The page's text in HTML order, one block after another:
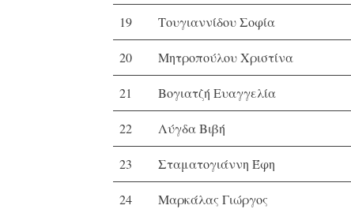
19 Τουγιαννίδου Σοφία
20 Μητροπούλου Χριστίνα
21 Βογιατζή Ευαγγελία
22 Λύγδα Βιβή
23 Σταματογιάννη Έφη
24 Μαρκάλας Γιώργος